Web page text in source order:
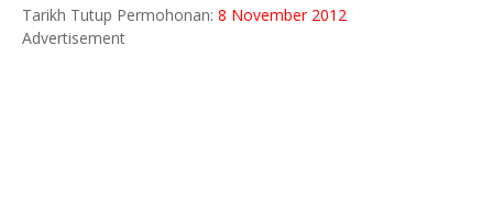
Tarikh Tutup Permohonan: 8 November 2012
Advertisement